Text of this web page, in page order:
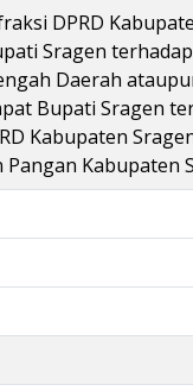
DPRD
Sragen
Daerah
Bupati Sragen
Kabupaten
Kabupaten